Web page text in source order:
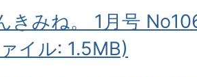
きみね。 1月号
イル: 1.5MB)